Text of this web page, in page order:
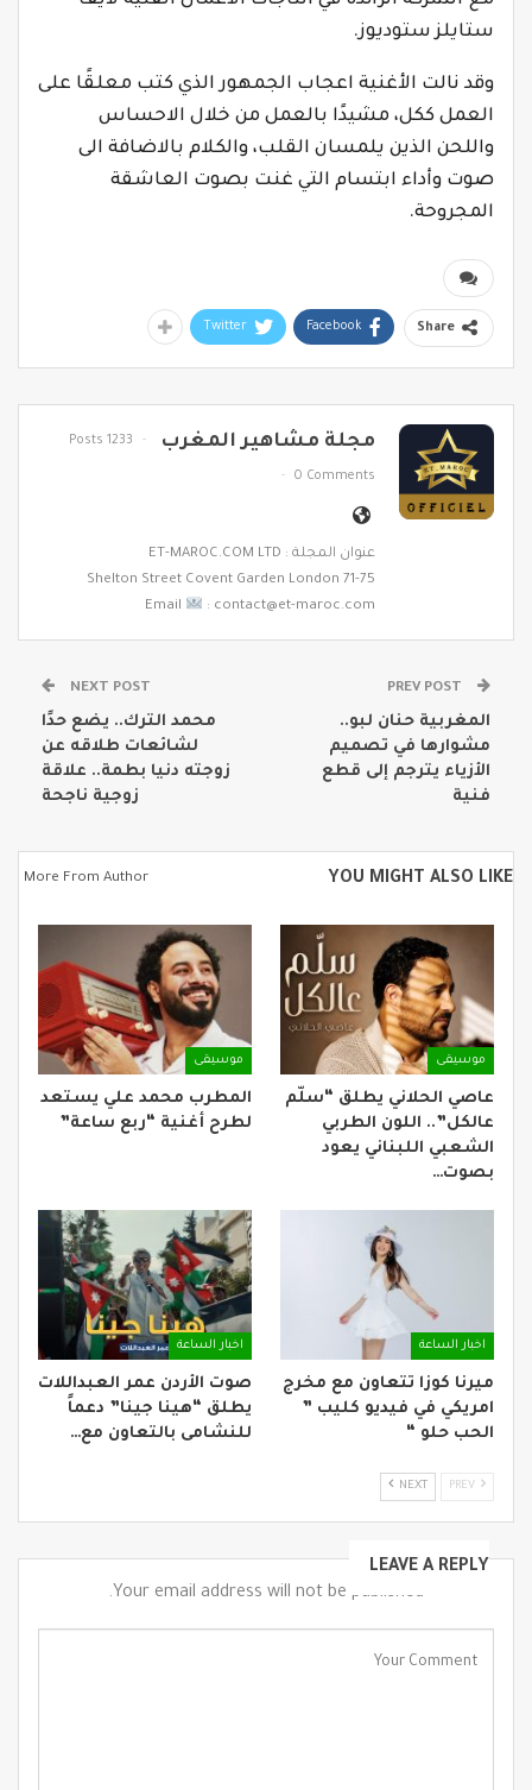
ستايلز ستوديوز.
وقد نالت الأغنية اعجاب الجمهور الذي كتب معلقًا على
العمل ككل، مشيدًا بالعمل من خلال الاحساس
واللحن الذين يلمسان القلب، والكلام بالاضافة الى
صوت وأداء ابتسام التي غنت بصوت العاشقة
المجروحة.
Share
Facebook
Twitter
مجلة مشاهير المغرب 1233 Posts
0 Comments
عنوان المجلة : ET-MAROC.COM LTD
71-75 Shelton Street Covent Garden London
Email
: contact@et-maroc.com
المغربية حنان لبو..
مشوارها في تصميم
الأزياء يترجم إلى قطع
فنية
NEXT POST
محمد الترك.. يضع حدًا
لشائعات طلاقه عن
زوجته دنيا بطمة.. علاقة
زوجية ناجحة
YOU MIGHT ALSO LIKE
More From Author
موسيقى
عاصي الحلاني يطلق “سلّم
عالكل”.. اللون الطربي
الشعبي اللبناني يعود
بصوت…
موسيقى
المطرب محمد علي يستعد
لطرح أغنية “ربع ساعة”
اخبار الساعة
ميرنا كوزا تتعاون مع مخرج
امريكي في فيديو كليب ”
الحب حلو “
اخبار الساعة
صوت الأردن عمر العبداللات
يطلق “هينا جينا” دعماً
للنشامى بالتعاون مع…
NEXT
LEAVE A REPLY
Your email address will not be published.